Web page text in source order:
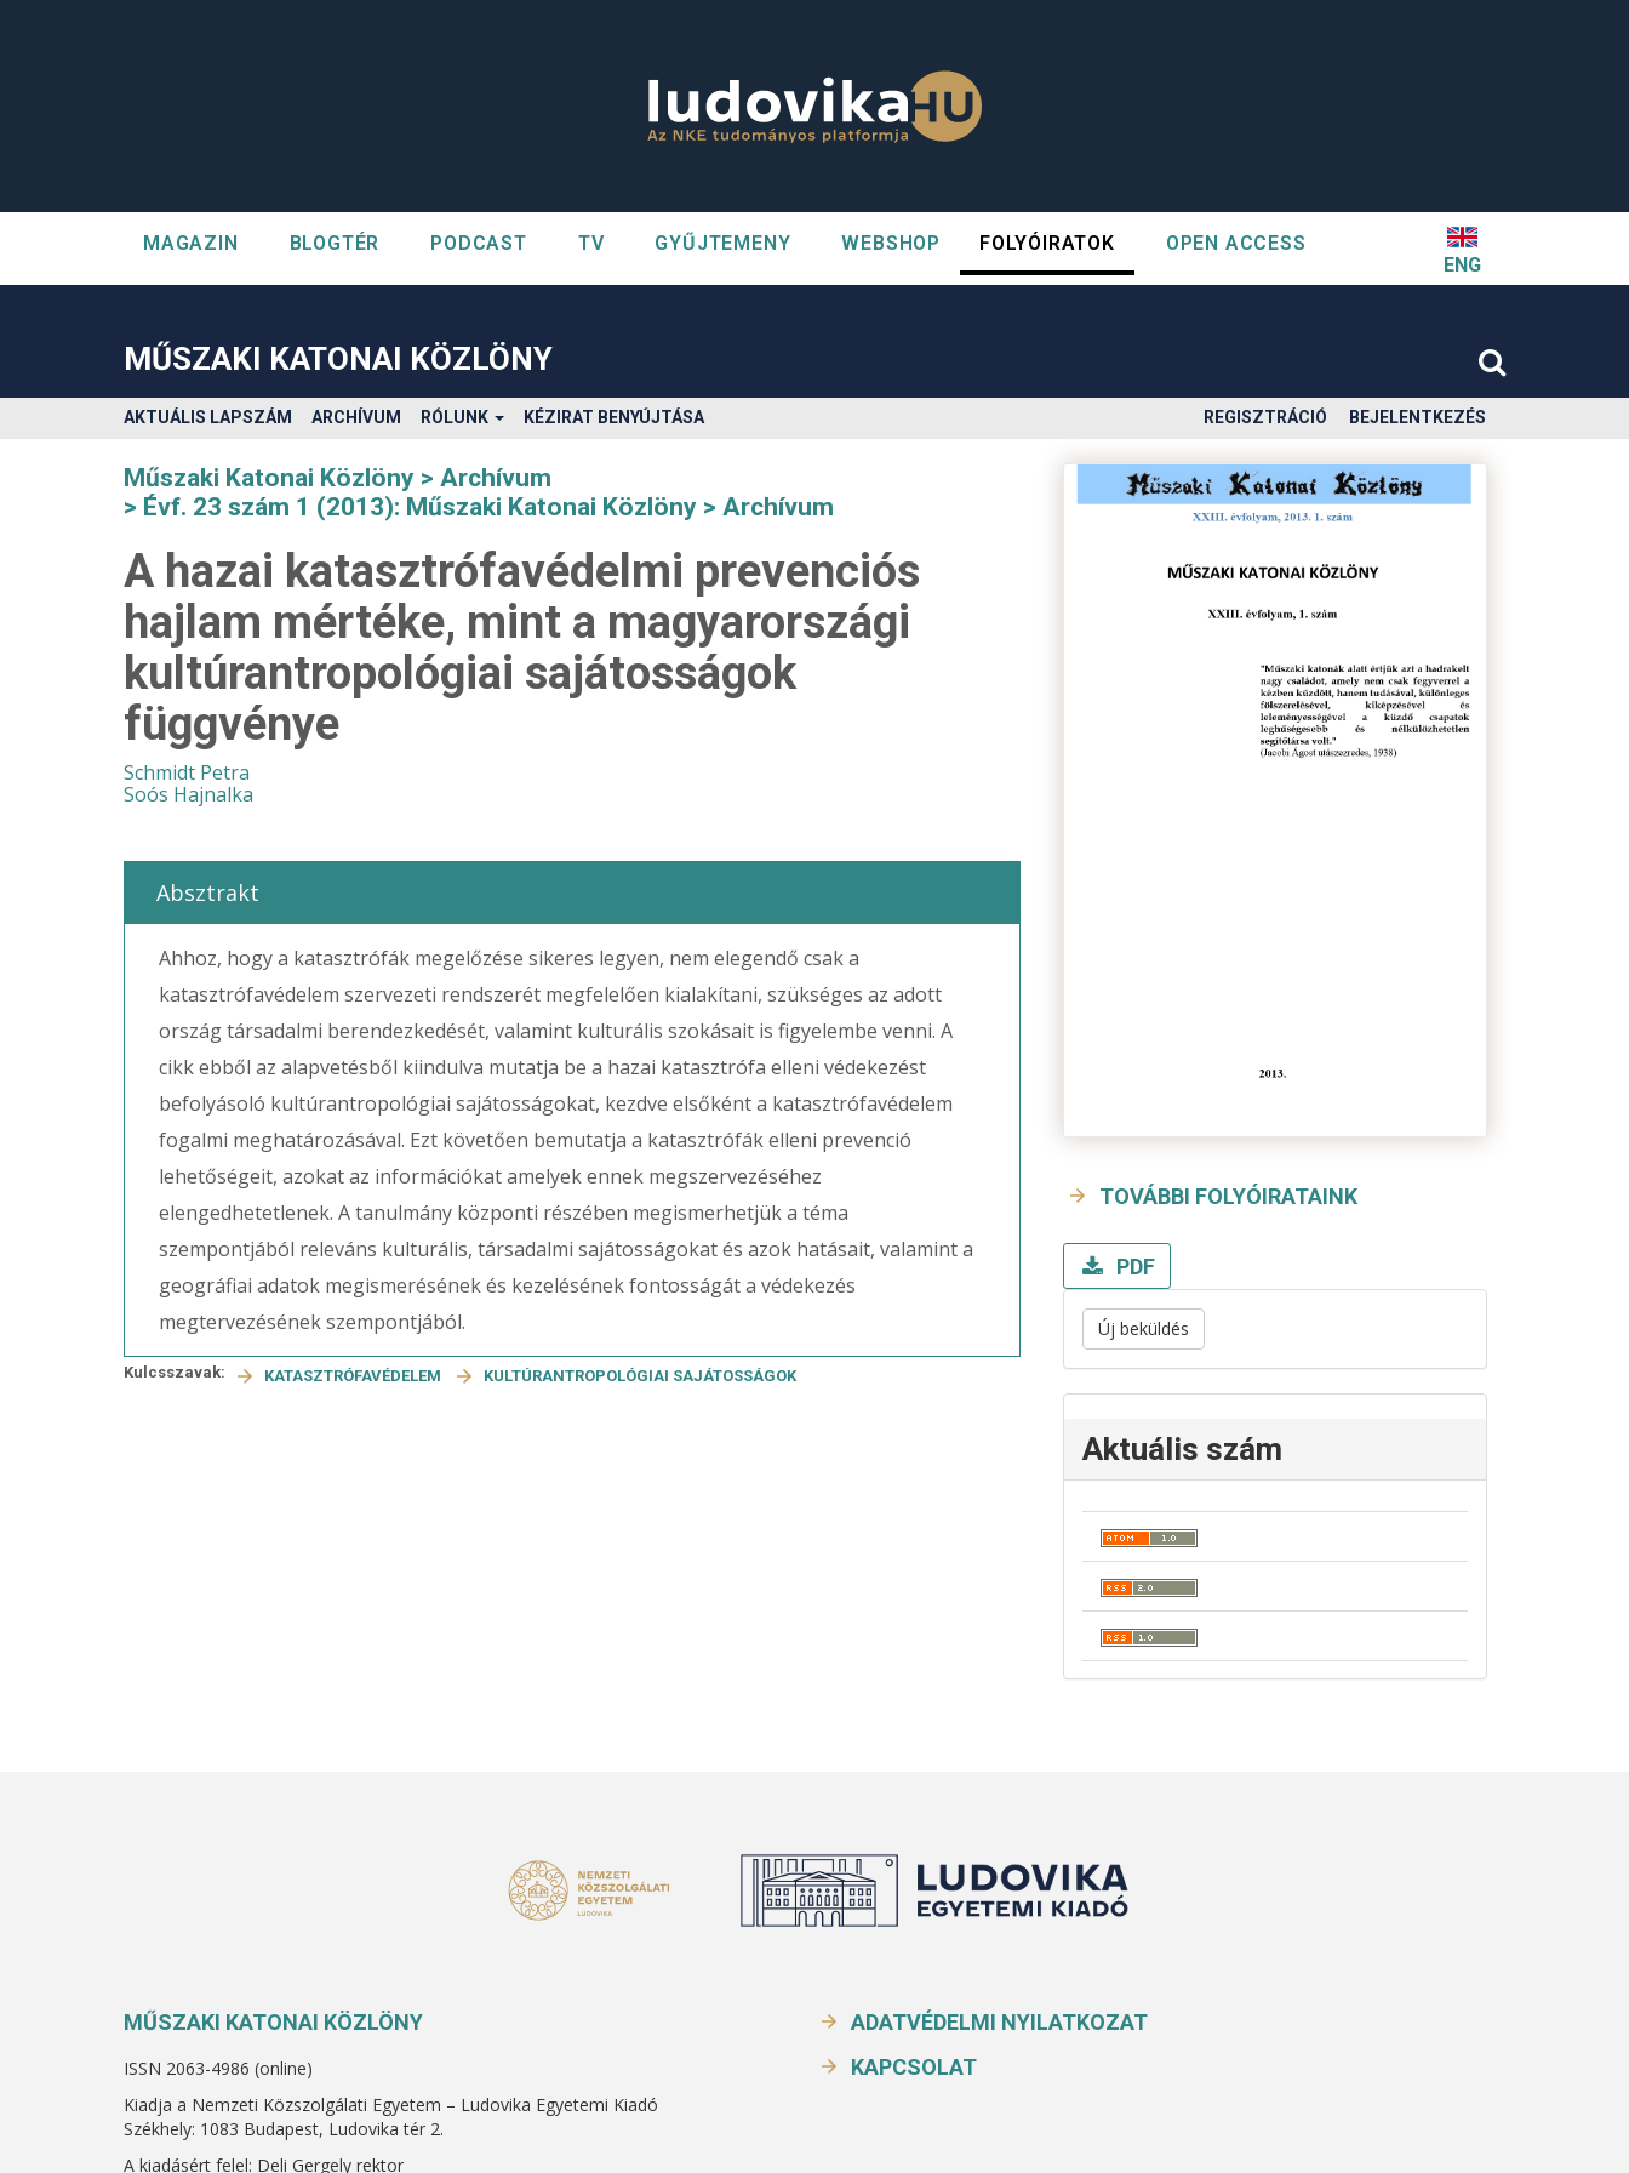
##plugins.themes.bootstrap3.accessible_menu.label##
##plugins.themes.bootstrap3.accessible_menu.main_content##
##plugins.themes.bootstrap3.accessible_menu.sidebar##
MAGAZIN BLOGTÉR PODCAST TV GYŰJTEMENY WEBSHOP FOLYÓIRATOK
OPEN ACCESS
ENG
MŰSZAKI KATONAI KÖZLÖNY
AKTUÁLIS LAPSZÁM ARCHÍVUM RÓLUNK KÉZIRAT BENYÚJTÁSA REGISZTRÁCIÓ BEJELENTKEZÉS
Műszaki Katonai Közlöny
Archívum
Évf. 23 szám 1 (2013): Műszaki Katonai Közlöny
Archívum
A hazai katasztrófavédelmi prevenciós
hajlam mértéke, mint a magyarországi
kultúrantropológiai sajátosságok
függvénye
Schmidt Petra
Soós Hajnalka
Absztrakt
Ahhoz, hogy a katasztrófák megelőzése sikeres legyen, nem elegendő csak a
katasztrófavédelem szervezeti rendszerét megfelelően kialakítani, szükséges az adott
ország társadalmi berendezkedését, valamint kulturális szokásait is figyelembe venni. A
cikk ebből az alapvetésből kiindulva mutatja be a hazai katasztrófa elleni védekezést
befolyásoló kultúrantropológiai sajátosságokat, kezdve elsőként a katasztrófavédelem
fogalmi meghatározásával. Ezt követően bemutatja a katasztrófák elleni prevenció
lehetőségeit, azokat az információkat amelyek ennek megszervezéséhez
elengedhetetlenek. A tanulmány központi részében megismerhetjük a téma
szempontjából releváns kulturális, társadalmi sajátosságokat és azok hatásait, valamint a
geográfiai adatok megismerésének és kezelésének fontosságát a védekezés
megtervezésének szempontjából.
Kulcsszavak: KATASZTRÓFAVÉDELEM KULTÚRANTROPOLÓGIAI SAJÁTOSSÁGOK
TOVÁBBI FOLYÓIRATAINK
PDF
Új beküldés
Aktuális szám
MŰSZAKI KATONAI KÖZLÖNY
ISSN 2063-4986 (online)
Kiadja a Nemzeti Közszolgálati Egyetem – Ludovika Egyetemi Kiadó
Székhely: 1083 Budapest, Ludovika tér 2.
A kiadásért felel: Deli Gergely rektor
ADATVÉDELMI NYILATKOZAT
KAPCSOLAT